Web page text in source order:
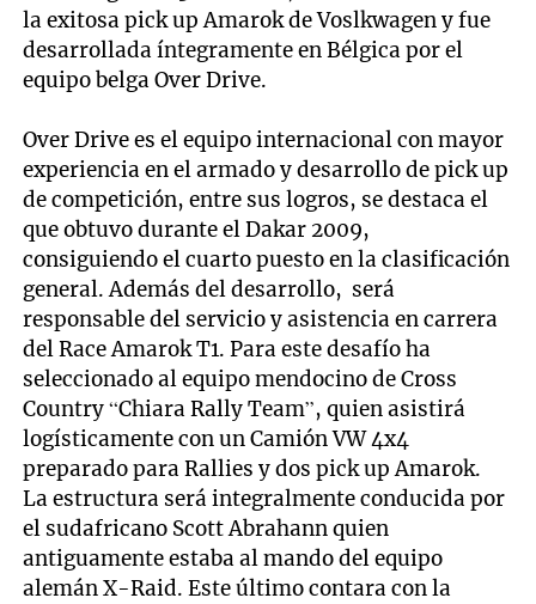
la exitosa pick up Amarok de Voslkwagen y fue
desarrollada íntegramente en Bélgica por el
equipo belga Over Drive.
Over Drive es el equipo internacional con mayor
experiencia en el armado y desarrollo de pick up
de competición, entre sus logros, se destaca el
que obtuvo durante el Dakar 2009,
consiguiendo el cuarto puesto en la clasificación
general. Además del desarrollo, será
responsable del servicio y asistencia en carrera
del Race Amarok T1. Para este desafío ha
seleccionado al equipo mendocino de Cross
Country “Chiara Rally Team”, quien asistirá
logísticamente con un Camión VW 4x4
preparado para Rallies y dos pick up Amarok.
La estructura será integralmente conducida por
el sudafricano Scott Abrahann quien
antiguamente estaba al mando del equipo
alemán X-Raid. Este último contara con la